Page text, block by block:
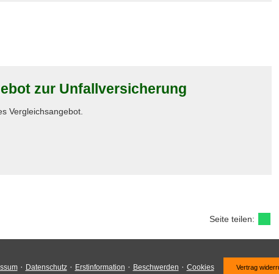
zur Unfall­ver­si­che­rung
Vergleichsangebot.
Seite teilen:
· Datenschutz· Erstinformation · Beschwerden · Cookies Vertrag